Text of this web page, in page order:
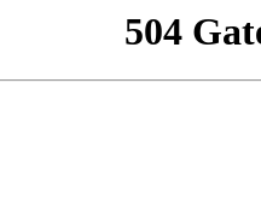
504